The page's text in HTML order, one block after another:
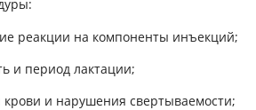
реакции на компоненты инъекций;
и период лактации;
крови и нарушения свертываемости;